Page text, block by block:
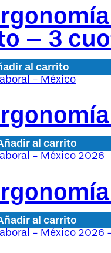
– 3
al carrito
al carrito
al carrito